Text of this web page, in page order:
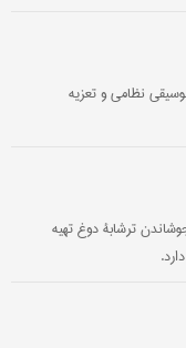
نظامی و تعزیه
ترشابۀ دوغ تهیه